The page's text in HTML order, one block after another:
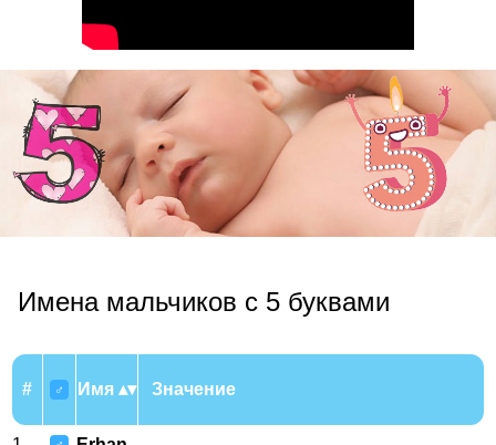
Имена мальчиков с 5 буквами
# ♂ Имя Значение